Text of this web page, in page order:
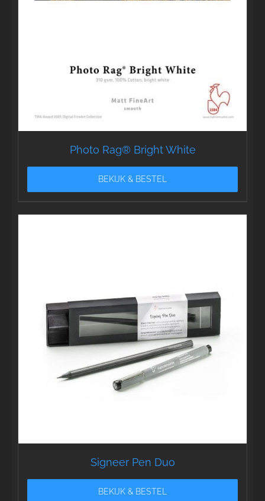
Photo Rag® Bright White
BEKIJK & BESTEL
Signeer Pen Duo
BEKIJK & BESTEL